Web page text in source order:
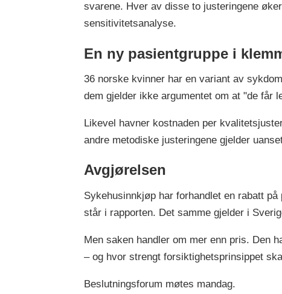
svarene. Hver av disse to justeringene
sensitivitetsanalyse.
En ny pasientgruppe i
36 norske kvinner har en variant av
dem gjelder ikke argumentet om at "de får
Likevel havner kostnaden per
andre metodiske justeringene gjelder
Avgjørelsen
Sykehusinnkjøp har forhandlet en rabatt
står i rapporten. Det samme gjelder i
Men saken handler om mer enn pris. Den
– og hvor strengt forsiktighetsprinsippet
Beslutningsforum møtes mandag.